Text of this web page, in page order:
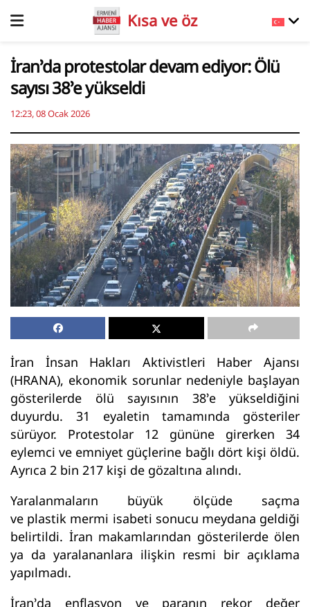
Kısa ve öz
İran’da protestolar devam ediyor: Ölü
sayısı 38’e yükseldi
12:23, 08 Ocak 2026
İran İnsan Hakları Aktivistleri Haber Ajansı
(HRANA), ekonomik sorunlar nedeniyle başlayan
gösterilerde ölü sayısının 38’e yükseldiğini
duyurdu. 31 eyaletin tamamında gösteriler
sürüyor. Protestolar 12 gününe girerken 34
eylemci ve emniyet güçlerine bağlı dört kişi öldü.
Ayrıca 2 bin 217 kişi de gözaltına alındı.
Yaralanmaların büyük ölçüde saçma
ve plastik mermi isabeti sonucu meydana geldiği
belirtildi. İran makamlarından gösterilerde ölen
ya da yaralananlara ilişkin resmi bir açıklama
yapılmadı.
İran’da enflasyon ve paranın rekor değer